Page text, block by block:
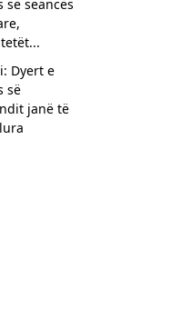
së seancës
Dyert e
së
janë të